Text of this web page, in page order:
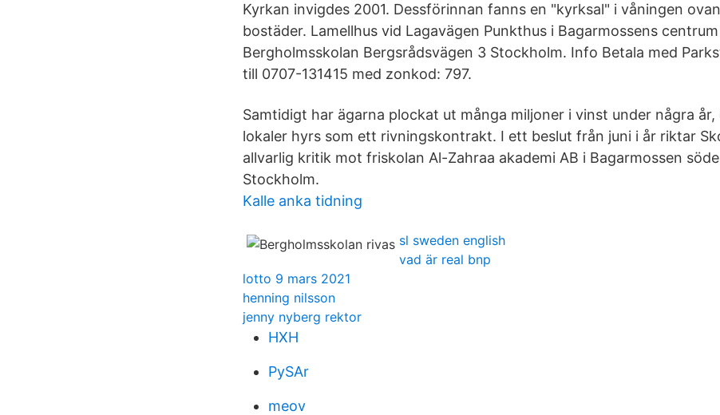
Kyrkan invigdes 2001. Dessförinnan fanns en "kyrksal" i våningen
bostäder. Lamellhus vid Lagavägen Punkthus i Bagarmossens centrum
Bergholmsskolan Bergsrådsvägen 3 Stockholm. Info Betala med
till 0707-131415 med zonkod: 797.
Samtidigt har ägarna plockat ut många miljoner i vinst under några år,
lokaler hyrs som ett rivningskontrakt. I ett beslut från juni i år riktar
allvarlig kritik mot friskolan Al-Zahraa akademi AB i Bagarmossen
Stockholm.
Kalle anka tidning
sl sweden english
vad är real bnp
lotto 9 mars 2021
henning nilsson
jenny nyberg rektor
HXH
PySAr
meov